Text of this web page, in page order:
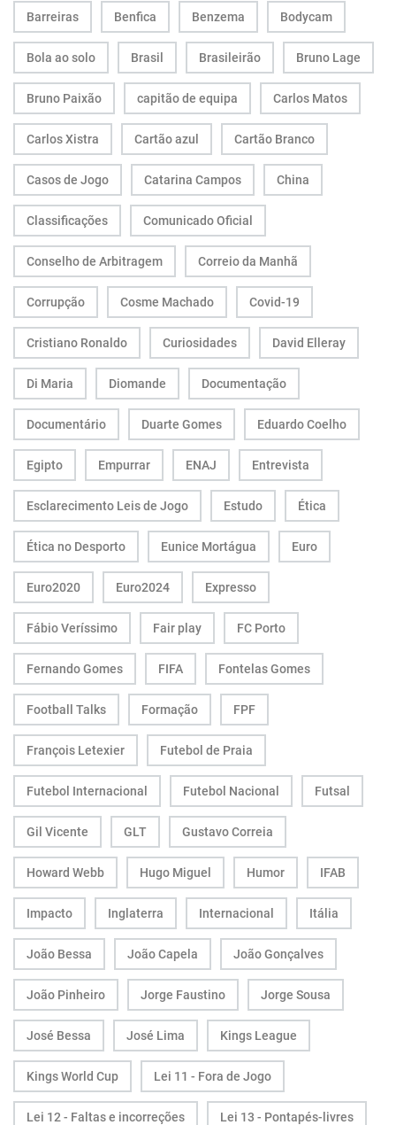
Barreiras Benfica Benzema Bodycam
Bola ao solo Brasil Brasileirão Bruno Lage
Bruno Paixão capitão de equipa Carlos Matos
Carlos Xistra Cartão azul Cartão Branco
Casos de Jogo Catarina Campos China
Classificações Comunicado Oficial
Conselho de Arbitragem Correio da Manhã
Corrupção Cosme Machado Covid-19
Cristiano Ronaldo Curiosidades David Elleray
Di Maria Diomande Documentação
Documentário Duarte Gomes Eduardo Coelho
Egipto Empurrar ENAJ Entrevista
Esclarecimento Leis de Jogo Estudo Ética
Ética no Desporto Eunice Mortágua Euro
Euro2020 Euro2024 Expresso
Fábio Veríssimo Fair play FC Porto
Fernando Gomes FIFA Fontelas Gomes
Football Talks Formação FPF
François Letexier Futebol de Praia
Futebol Internacional Futebol Nacional Futsal
Gil Vicente GLT Gustavo Correia
Howard Webb Hugo Miguel Humor IFAB
Impacto Inglaterra Internacional Itália
João Bessa João Capela João Gonçalves
João Pinheiro Jorge Faustino Jorge Sousa
José Bessa José Lima Kings League
Kings World Cup Lei 11 - Fora de Jogo
Lei 12 - Faltas e incorreções Lei 13 - Pontapés-livres